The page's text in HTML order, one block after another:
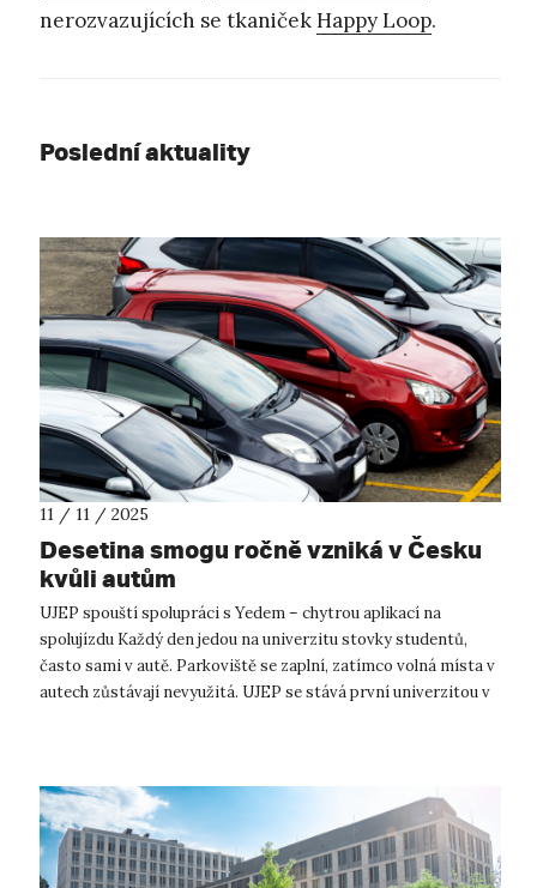
nerozvazujících se tkaničekHappy Loop.
Poslední aktuality
11 / 11 / 2025
Desetina smogu ročně vzniká v Česku
kvůli autům
UJEP spouští spolupráci s Yedem – chytrou aplikací na
spolujízdu Každý den jedou na univerzitu stovky studentů,
často sami v autě. Parkoviště se zaplní, zatímco volná místa v
autech zůstávají nevyužitá. UJEP se stává první univerzitou v